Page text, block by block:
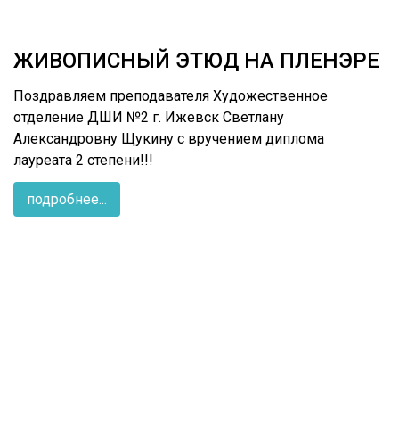
ЖИВОПИСНЫЙ ЭТЮД НА ПЛЕНЭРЕ
Поздравляем преподавателя Художественное
отделение ДШИ №2 г. Ижевск Светлану
Александровну Щукину с вручением диплома
лауреата 2 степени!!!
подробнее...